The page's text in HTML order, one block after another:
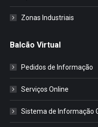
Zonas Industriais
Balcão Virtual
Pedidos de Informação
Serviços Online
Sistema de Informação